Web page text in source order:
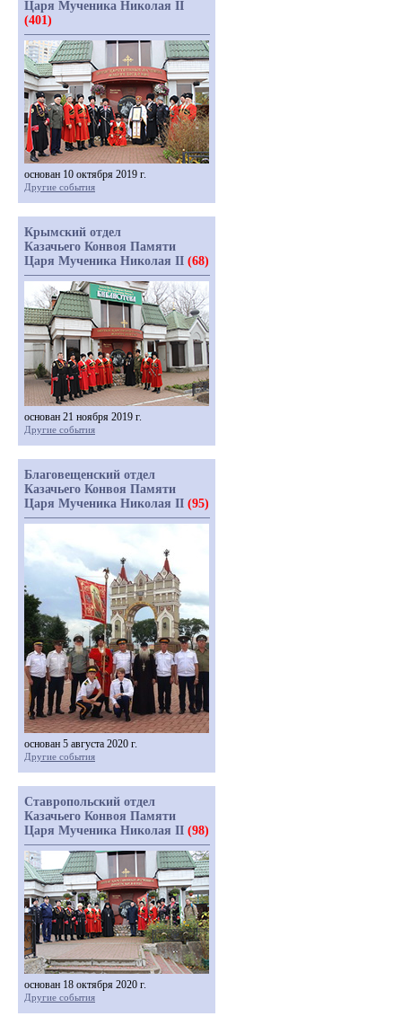
Царя Мученика Николая II
(401)
основан 10 октября 2019 г.
Другие события
Крымский отдел
Казачьего Конвоя Памяти
Царя Мученика Николая II (68)
основан 21 ноября 2019 г.
Другие события
Благовещенский отдел
Казачьего Конвоя Памяти
Царя Мученика Николая II (95)
основан 5 августа 2020 г.
Другие события
Ставропольский отдел
Казачьего Конвоя Памяти
Царя Мученика Николая II (98)
основан 18 октября 2020 г.
Другие события